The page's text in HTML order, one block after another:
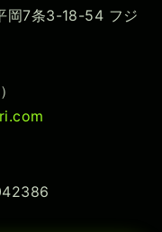
岡7条3-18-54 フジ